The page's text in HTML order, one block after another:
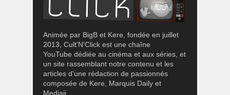
Animée par BigB et Kere, fondée en juillet
2013, Cult'N'Click est une chaîne
YouTube dédiée au cinéma et aux séries, et
un site rassemblant notre contenu et les
articles d'une rédaction de passionnés
composée de Kere, Marquis Daily et
Medjaii.